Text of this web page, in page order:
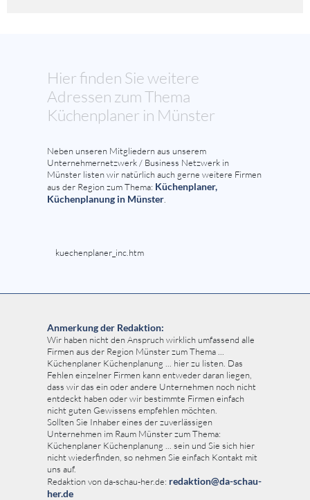
Hier finden Sie weitere
Adressen zum Thema
Küchenplaner in Münster
Neben unseren Mitgliedern aus unserem
Unternehmernetzwerk / Business Netzwerk in
Münster listen wir natürlich auch gerne weitere Firmen
aus der Region zum Thema: Küchenplaner,
Küchenplanung in Münster
kuechenplaner_inc.htm
Anmerkung der Redaktion:
Wir haben nicht den Anspruch wirklich umfassend alle
Firmen aus der Region Münster zum Thema ...
Küchenplaner Küchenplanung ... hier zu listen. Das
Fehlen einzelner Firmen kann entweder daran liegen,
dass wir das ein oder andere Unternehmen noch nicht
entdeckt haben oder wir bestimmte Firmen einfach
nicht guten Gewissens empfehlen möchten.
Sollten Sie Inhaber eines der zuverlässigen
Unternehmen im Raum Münster zum Thema:
Küchenplaner Küchenplanung ... sein und Sie sich hier
nicht wiederfinden, so nehmen Sie einfach Kontakt mit
uns auf.
Redaktion von da-schau-her.de: redaktion@da-schau-
her.de